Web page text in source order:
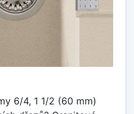
6/4, 1 1/2 (60 mm)